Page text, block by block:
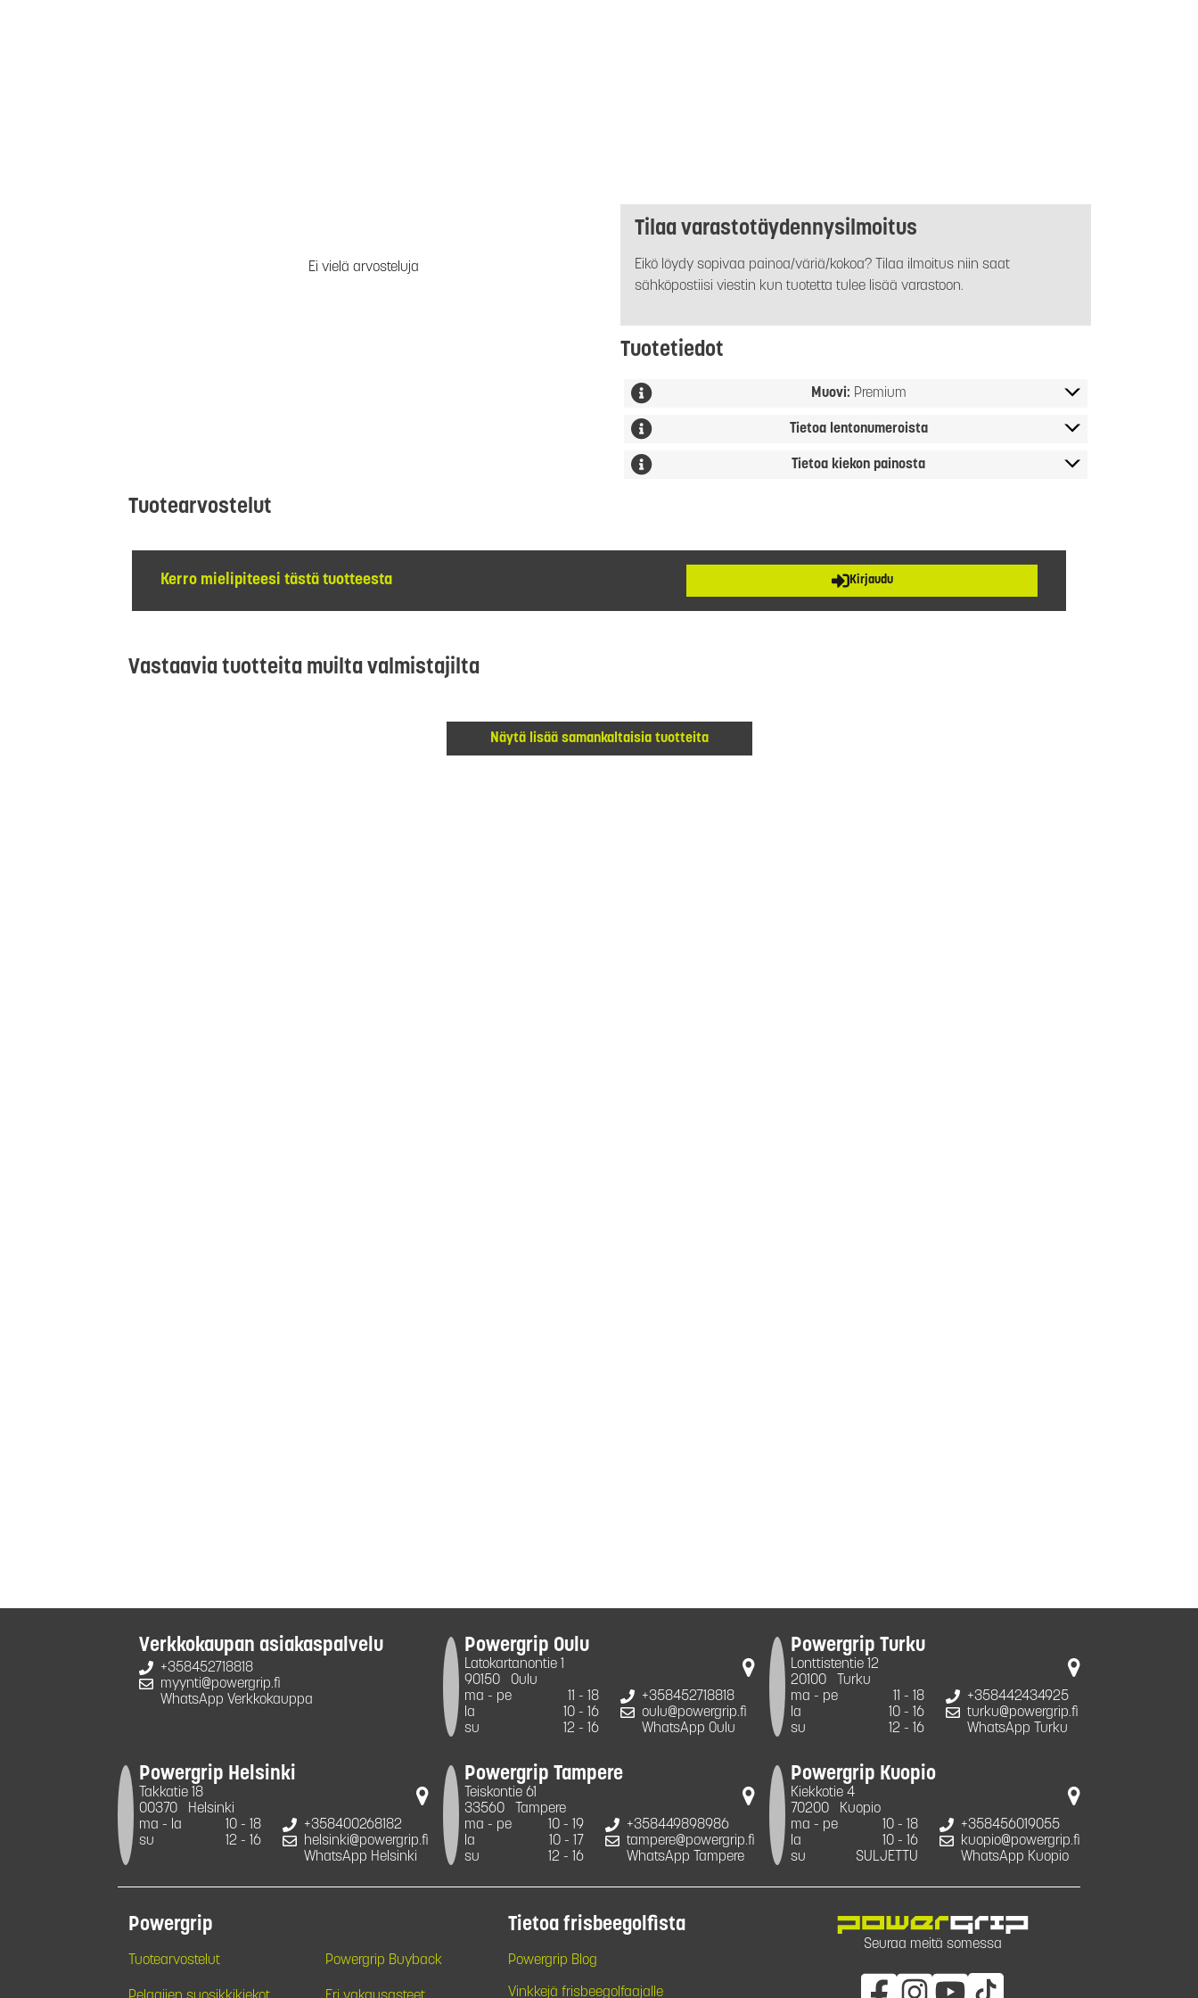
Ei vielä arvosteluja
Tilaa varastotäydennysilmoitus
Eikö löydy sopivaa painoa/väriä/kokoa? Tilaa ilmoitus niin saat
sähköpostiisi viestin kun tuotetta tulee lisää varastoon.
Tuotetiedot
Muovi: Premium
Tietoa lentonumeroista
Tietoa kiekon painosta
Tuotearvostelut
Kerro mielipiteesi tästä tuotteesta Kirjaudu
Vastaavia tuotteita muilta valmistajilta
Näytä lisää samankaltaisia tuotteita
Verkkokaupan asiakaspalvelu
+358452718818
myynti@powergrip.fi
WhatsApp Verkkokauppa
Powergrip Oulu
Latokartanontie 1
90150
Oulu
ma - pe
11 - 18
la
10 - 16
su
12 - 16
+358452718818
oulu@powergrip.fi
WhatsApp Oulu
Powergrip Turku
Lonttistentie 12
20100
Turku
ma - pe
11 - 18
la
10 - 16
su
12 - 16
+358442434925
turku@powergrip.fi
WhatsApp Turku
Powergrip Helsinki
Takkatie 18
00370
Helsinki
ma - la
10 - 18
su
12 - 16
+358400268182
helsinki@powergrip.fi
WhatsApp Helsinki
Powergrip Tampere
Teiskontie 61
33560
Tampere
ma - pe
10 - 19
la
10 - 17
su
12 - 16
+358449898986
tampere@powergrip.fi
WhatsApp Tampere
Powergrip Kuopio
Kiekkotie 4
70200
Kuopio
ma - pe
10 - 18
la
10 - 16
su
SULJETTU
+358456019055
kuopio@powergrip.fi
WhatsApp Kuopio
Powergrip
Tuotearvostelut Powergrip Buyback
Tietoa frisbeegolfista
Powergrip Blog
Vinkkejä frisbeegolfaajalle
Seuraa meitä somessa